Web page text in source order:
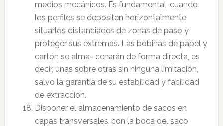
medios mecánicos. Es fundamental, cuando
los perfiles se depositen horizontalmente,
situarlos distanciados de zonas de paso y
proteger sus extremos. Las bobinas de papel y
cartón se alma- cenarán de forma directa, es
decir, unas sobre otras sin ninguna limitación,
salvo la garantía de su estabilidad y facilidad
de extracción.
Disponer el almacenamiento de sacos en
capas transversales, con la boca del saco